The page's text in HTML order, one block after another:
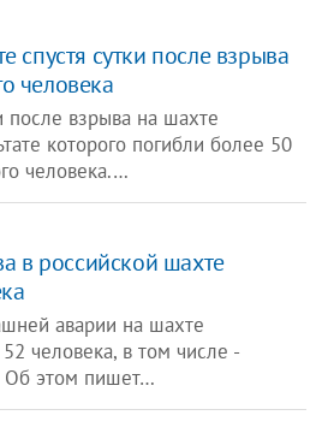
спустя сутки после взрыва
человека
после взрыва на шахте
которого погибли более 50
человека.…
в российской шахте
аварии на шахте
человека, в том числе -
Об этом пишет…